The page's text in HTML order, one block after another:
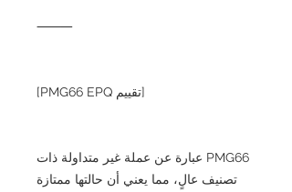
⸻
[تقييم PMG66 EPQ]
PMG66 عبارة عن عملة غير متداولة ذات
تصنيف عالٍ، مما يعني أن حالتها ممتازة